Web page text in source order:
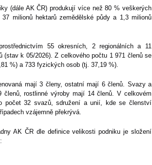
(dále AK ČR) produkují více než 80 % veškerých
milionů hektarů zemědělské půdy a 1,3 milionů
55 okresních, 2 regionálních a 11
(stav k 05/2026). Z celkového počtu 1 971 členů se
%) a 733 fyzických osob (tj. 37,19 %).
mají 3 členy, ostatní mají 6 členů. Svazy a
rostlinné výroby mají 14 členů. V celkovém
počet 32 svazů, sdružení a unií, kde se členství
vzájemně překrývá.
AK ČR dle definice velikosti podniku je složení